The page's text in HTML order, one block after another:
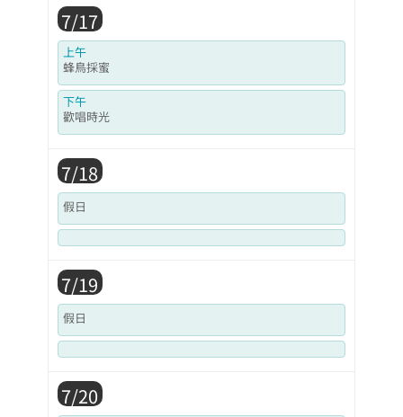
7/17
上午
蜂鳥採蜜
下午
歡唱時光
7/18
假日
7/19
假日
7/20